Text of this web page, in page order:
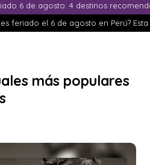
6 de agosto: 4 destinos
feriado el 6 de agosto en Perú?
más populares